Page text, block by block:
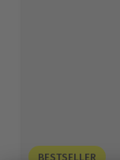
BESTSELLER